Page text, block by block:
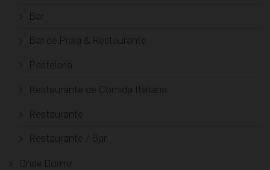
Bar
Bar de Praia & Restaurante
Pastelaria
Restaurante de Comida Italiana
Restaurante
Restaurante / Bar
Onde Dormir